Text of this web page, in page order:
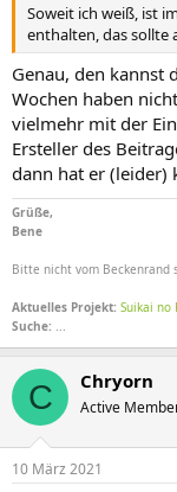
Soweit ich weiß, ist
enthalten, das sollte
Genau, den kannst
Wochen haben
vielmehr mit der
Ersteller des
dann hat er (leider)
Grüße,
Bene
Bitte nicht vom Beckenrand
Aktuelles Projekt: Suikai no
Suche: ...
C Chryorn
Active
10 März 2021